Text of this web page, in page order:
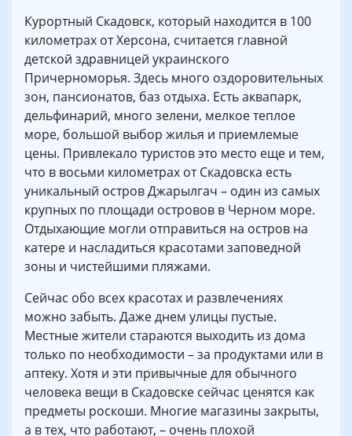
Курортный Скадовск, который находится в 100
километрах от Херсона, считается главной
детской здравницей украинского
Причерноморья. Здесь много оздоровительных
зон, пансионатов, баз отдыха. Есть аквапарк,
дельфинарий, много зелени, мелкое теплое
море, большой выбор жилья и приемлемые
цены. Привлекало туристов это место еще и тем,
что в восьми километрах от Скадовска есть
уникальный остров Джарылгач – один из самых
крупных по площади островов в Черном море.
Отдыхающие могли отправиться на остров на
катере и насладиться красотами заповедной
зоны и чистейшими пляжами.
Сейчас обо всех красотах и развлечениях
можно забыть. Даже днем улицы пустые.
Местные жители стараются выходить из дома
только по необходимости – за продуктами или в
аптеку. Хотя и эти привычные для обычного
человека вещи в Скадовске сейчас ценятся как
предметы роскоши. Многие магазины закрыты,
а в тех, что работают, – очень плохой